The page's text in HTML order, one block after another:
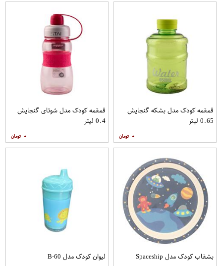
قمقمه کودک مدل بشکه گنجایش
0.65 لیتر
۰
قمقمه کودک مدل شوتای گنجایش
0.4 لیتر
۰
بشقاب کودک مدل Spaceship لیوان کودک مدل B-60